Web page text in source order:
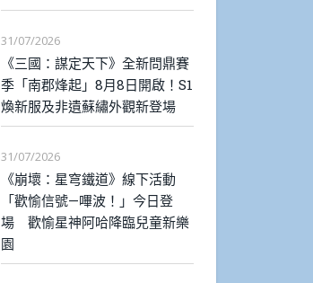
31/07/2026
《三國：謀定天下》全新問鼎賽
季「南郡烽起」8月8日開啟！S1
煥新服及非遺蘇繡外觀新登場
31/07/2026
《崩壞：星穹鐵道》線下活動
「歡愉信號—嗶波！」今日登
場 歡愉星神阿哈降臨兒童新樂
園